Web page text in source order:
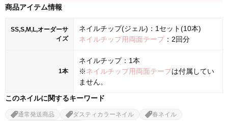
商品アイテム情報
SS,S,M,L,オーダーサ
イズ
ネイルチップ(ジェル)：1セット(10本)
ネイルチップ用両面テープ：2回分
1本
ネイルチップ：1本
※ネイルチップ用両面テープは付属してい
ません。
このネイルに関するキーワード
通常発送商品 ダスティカラーネイル
春ネイル